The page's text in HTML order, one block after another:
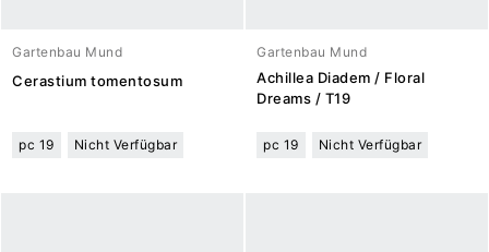
Gartenbau Mund
Cerastium tomentosum
pc 19 Nicht Verfügbar
Gartenbau Mund
Achillea Diadem / Floral
Dreams / T19
pc 19 Nicht Verfügbar